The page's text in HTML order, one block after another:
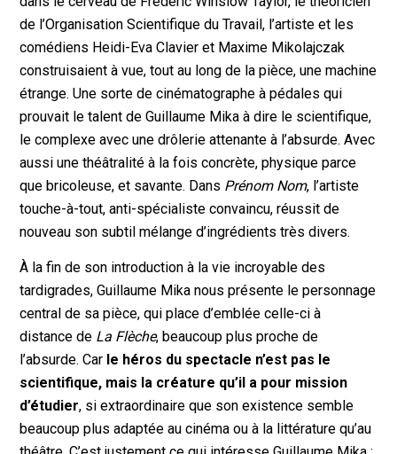
de l’Organisation Scientifique du Travail, l’artiste et les
comédiens Heidi-Eva Clavier et Maxime Mikolajczak
construisaient à vue, tout au long de la pièce, une machine
étrange. Une sorte de cinématographe à pédales qui
prouvait le talent de Guillaume Mika à dire le scientifique,
le complexe avec une drôlerie attenante à l’absurde. Avec
aussi une théâtralité à la fois concrète, physique parce
que bricoleuse, et savante. Dans Prénom Nom, l’artiste
touche-à-tout, anti-spécialiste convaincu, réussit de
nouveau son subtil mélange d’ingrédients très divers.
À la fin de son introduction à la vie incroyable des
tardigrades, Guillaume Mika nous présente le personnage
central de sa pièce, qui place d’emblée celle-ci à
distance de La Flèche, beaucoup plus proche de
l’absurde. Car le héros du spectacle n’est pas le
scientifique, mais la créature qu’il a pour mission
d’étudier, si extraordinaire que son existence semble
beaucoup plus adaptée au cinéma ou à la littérature qu’au